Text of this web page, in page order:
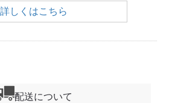
詳しくはこちら
配送について